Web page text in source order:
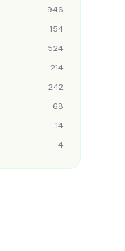
946
154
524
214
242
68
14
4